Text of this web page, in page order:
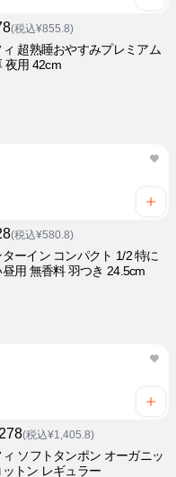
(税込¥855.8)
ィ 超熟睡おやすみプレミアム
夜用 42cm
(税込¥580.8)
ターイン コンパクト 1/2 特に
昼用 無香料 羽つき 24.5cm
(税込¥1,405.8)
ィ ソフトタンポン オーガニッ
ットン レギュラー